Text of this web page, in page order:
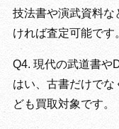
技法書や演武資料な
ければ査定可能です
Q4. 現代の武道書や
はい、古書だけで
ども買取対象です。